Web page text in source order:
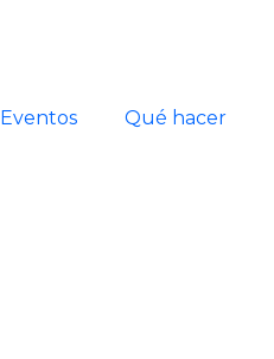
Eventos Qué hacer